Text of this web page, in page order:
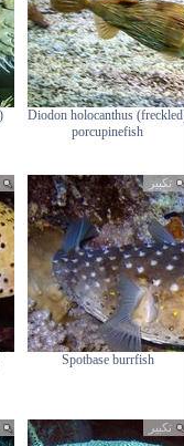
(Diodon holocanthus (freckled
porcupinefish
تكبير
Spotbase burrfish
تكبير